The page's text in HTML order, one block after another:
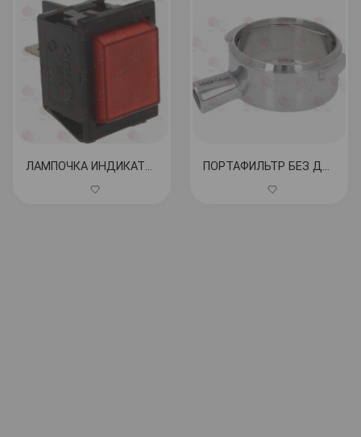
ЛАМПОЧКА ИНДИКАТОРНАЯ КРАСНАЯ 220В КОД: 3221013 ПОРТАФИЛЬТР БЕЗ ДНА PESADO КОД: 3165013